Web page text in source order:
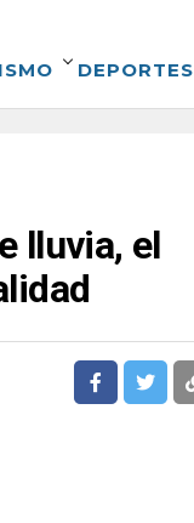
DEPORTES
lluvia, el